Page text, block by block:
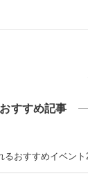
おすすめ記事
るおすすめイベント